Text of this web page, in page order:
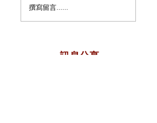
末世大迷惑！外星人
本是"青蛙"鬼魔？末
是鬼魔的靈！
撰寫留言......
​訊息分享